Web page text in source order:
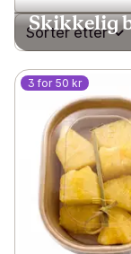
✓ Alle (577)
✓ Til
Frukt (68)
Grønnsaker
Bær (8)
Salat og kål
Sorter etter
Skikkelig
3 for 50 kr